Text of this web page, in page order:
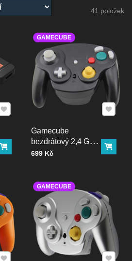
41 položek
Do košíku
Přidat k Oblíbeným
Gamecube
bezdrátový 2,4 GHZ
ovladač černý
Cena bez DPH
699 Kč Do
GAMECUBE
Přidat k
Přidat k Oblíbeným
GAMECUBE
Přidat k